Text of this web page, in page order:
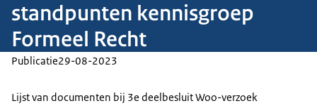
standpunten kennisgroep
Formeel Recht
Publicatie29-08-2023
Lijst van documenten bij 3e deelbesluit Woo-verzoek